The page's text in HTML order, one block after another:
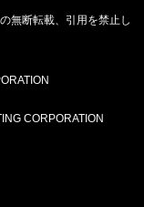
無断転載、引用を禁止し
CORPORATION